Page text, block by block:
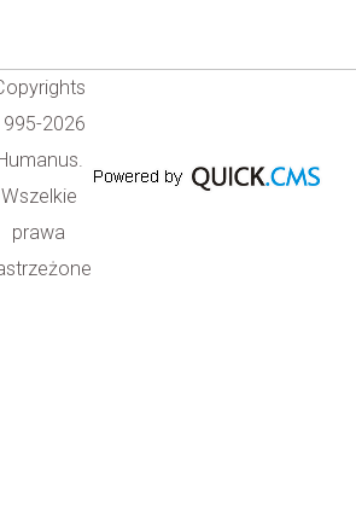
2026
Wszelkie
prawa